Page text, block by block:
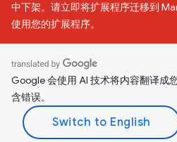
中下架。请立即将扩展程序迁移到
使用您的扩展程序。
Google 会使用 AI 技术将内容翻译成
含错误。